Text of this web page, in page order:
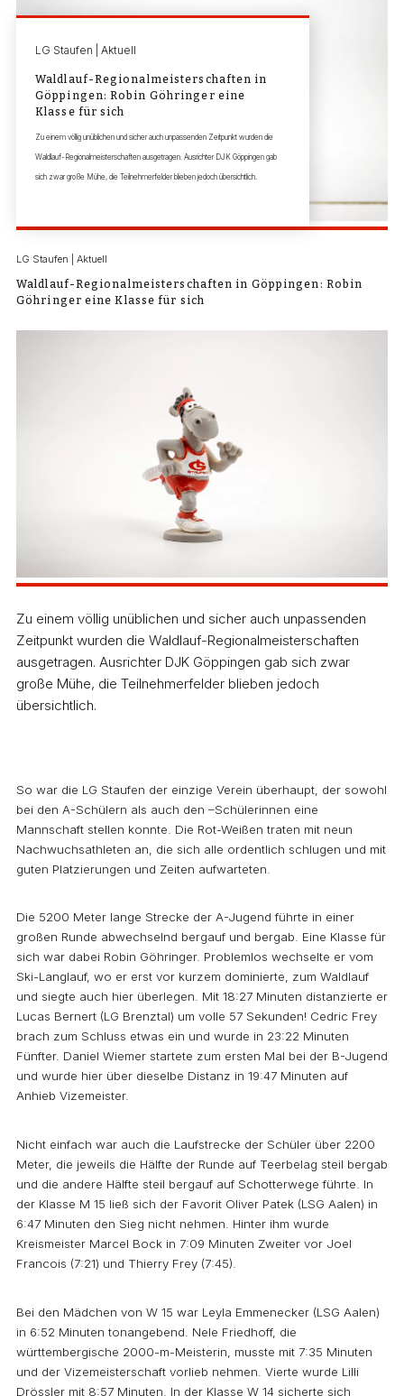
LG Staufen | Aktuell
Waldlauf-Regionalmeisterschaften in
Göppingen: Robin Göhringer eine
Klasse für sich
Zu einem völlig unüblichen und sicher auch unpassenden Zeitpunkt wurden die
Waldlauf-Regionalmeisterschaften ausgetragen. Ausrichter DJK Göppingen gab
sich zwar große Mühe, die Teilnehmerfelder blieben jedoch übersichtlich.
LG Staufen | Aktuell
Waldlauf-Regionalmeisterschaften in Göppingen: Robin
Göhringer eine Klasse für sich
Zu einem völlig unüblichen und sicher auch unpassenden
Zeitpunkt wurden die Waldlauf-Regionalmeisterschaften
ausgetragen. Ausrichter DJK Göppingen gab sich zwar
große Mühe, die Teilnehmerfelder blieben jedoch
übersichtlich.
So war die LG Staufen der einzige Verein überhaupt, der sowohl
bei den A-Schülern als auch den –Schülerinnen eine
Mannschaft stellen konnte. Die Rot-Weißen traten mit neun
Nachwuchsathleten an, die sich alle ordentlich schlugen und mit
guten Platzierungen und Zeiten aufwarteten.
Die 5200 Meter lange Strecke der A-Jugend führte in einer
großen Runde abwechselnd bergauf und bergab. Eine Klasse für
sich war dabei Robin Göhringer. Problemlos wechselte er vom
Ski-Langlauf, wo er erst vor kurzem dominierte, zum Waldlauf
und siegte auch hier überlegen. Mit 18:27 Minuten distanzierte er
Lucas Bernert (LG Brenztal) um volle 57 Sekunden! Cedric Frey
brach zum Schluss etwas ein und wurde in 23:22 Minuten
Fünfter. Daniel Wiemer startete zum ersten Mal bei der B-Jugend
und wurde hier über dieselbe Distanz in 19:47 Minuten auf
Anhieb Vizemeister.
Nicht einfach war auch die Laufstrecke der Schüler über 2200
Meter, die jeweils die Hälfte der Runde auf Teerbelag steil bergab
und die andere Hälfte steil bergauf auf Schotterwege führte. In
der Klasse M 15 ließ sich der Favorit Oliver Patek (LSG Aalen) in
6:47 Minuten den Sieg nicht nehmen. Hinter ihm wurde
Kreismeister Marcel Bock in 7:09 Minuten Zweiter vor Joel
Francois (7:21) und Thierry Frey (7:45).
Bei den Mädchen von W 15 war Leyla Emmenecker (LSG Aalen)
in 6:52 Minuten tonangebend. Nele Friedhoff, die
württembergische 2000-m-Meisterin, musste mit 7:35 Minuten
und der Vizemeisterschaft vorlieb nehmen. Vierte wurde Lilli
Drössler mit 8:57 Minuten. In der Klasse W 14 sicherte sich